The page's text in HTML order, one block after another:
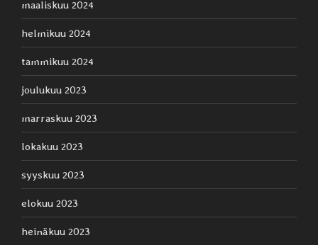
maaliskuu 2024
helmikuu 2024
tammikuu 2024
joulukuu 2023
marraskuu 2023
lokakuu 2023
syyskuu 2023
elokuu 2023
heinäkuu 2023